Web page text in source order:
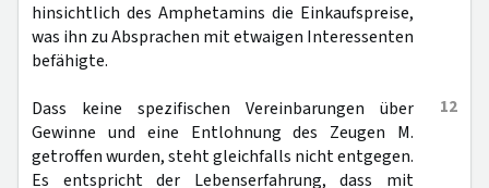
hinsichtlich des Amphetamins die Einkaufspreise,
was ihn zu Absprachen mit etwaigen Interessenten
befähigte.
12
Dass keine spezifischen Vereinbarungen über
Gewinne und eine Entlohnung des Zeugen M.
getroffen wurden, steht gleichfalls nicht entgegen.
Es entspricht der Lebenserfahrung, dass mit